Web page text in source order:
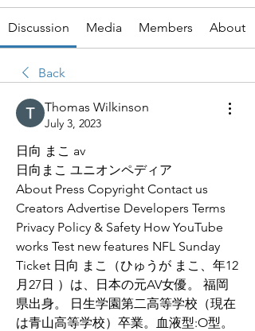
Discussion Media Members About
Back
Thomas Wilkinson
July 3, 2023
日向 まこ av
日向まこ ユニオンペディア
About Press Copyright Contact us
Creators Advertise Developers Terms
Privacy Policy & Safety How YouTube
works Test new features NFL Sunday
Ticket 日向 まこ（ひゅうが まこ、年12
月27日 ）は、日本の元AV女優。 福岡
県出身。 日生学園第二高等学校（現在
は青山高等学校）卒業。血液型:O型。